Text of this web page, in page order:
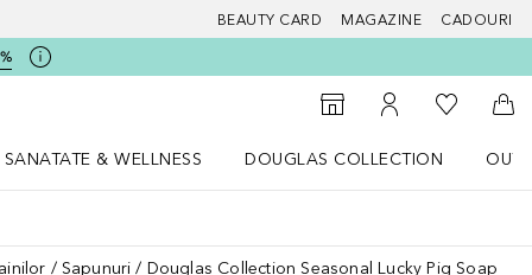
BEAUTY CARD MAGAZINE CADOURI
Către Găsire magazin
Către Contul meu
Către
SANATATE & WELLNESS
DOUGLAS COLLECTION
Sapunuri Douglas Collection Seasonal Lucky Pig Soap